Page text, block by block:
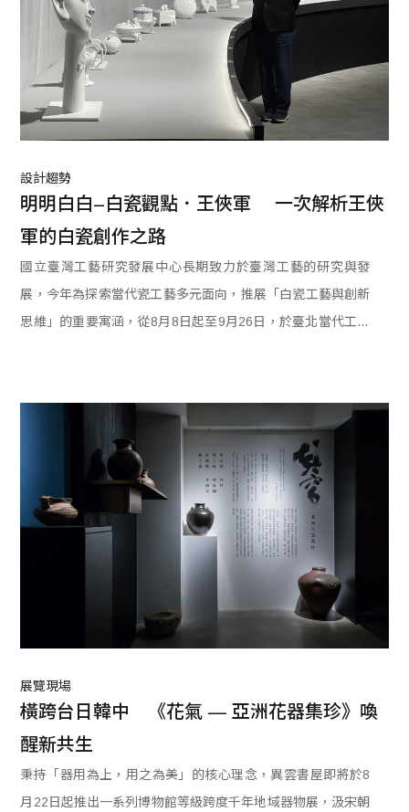
設計趨勢
明明白白–白瓷觀點．王俠軍　 一次解析王俠
軍的白瓷創作之路
國立臺灣工藝研究發展中心長期致力於臺灣工藝的研究與發
展，今年為探索當代瓷工藝多元面向，推展「白瓷工藝與創新
思維」的重要寓涵，從8月8日起至9月26日，於臺北當代工藝
歡喜而莊嚴的佛像，更有膾炙人口時尚又具儀式感的生活器
物，共展出63件白瓷作品及制程相關模具。
展覽現場
橫跨台日韓中　《花氣 — 亞洲花器集珍》喚
醒新共生
秉持「器用為上，用之為美」的核心理念，異雲書屋即將於8
月22日起推出一系列博物館等級跨度千年地域器物展，汲宋朝